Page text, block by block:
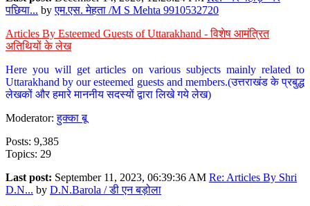
पछिया... byएम.एस. मेहता /M S Mehta 9910532720
Articles By Esteemed Guests of Uttarakhand - विशेष आमंत्रित
अतिथियों के लेख
Here you will get articles on various subjects mainly related to
Uttarakhand by our esteemed guests and members.(उत्तराखंड के प्रबुद्ध
लेखकों और हमारे माननीय सदस्यों द्वारा लिखे गये लेख)
Moderator:हुक्का बू
Posts: 9,385
Topics: 29
Last post: September 11, 2023, 06:39:36 AM Re: Articles By Shri
D.N... by D.N.Barola / डी एन बड़ोला